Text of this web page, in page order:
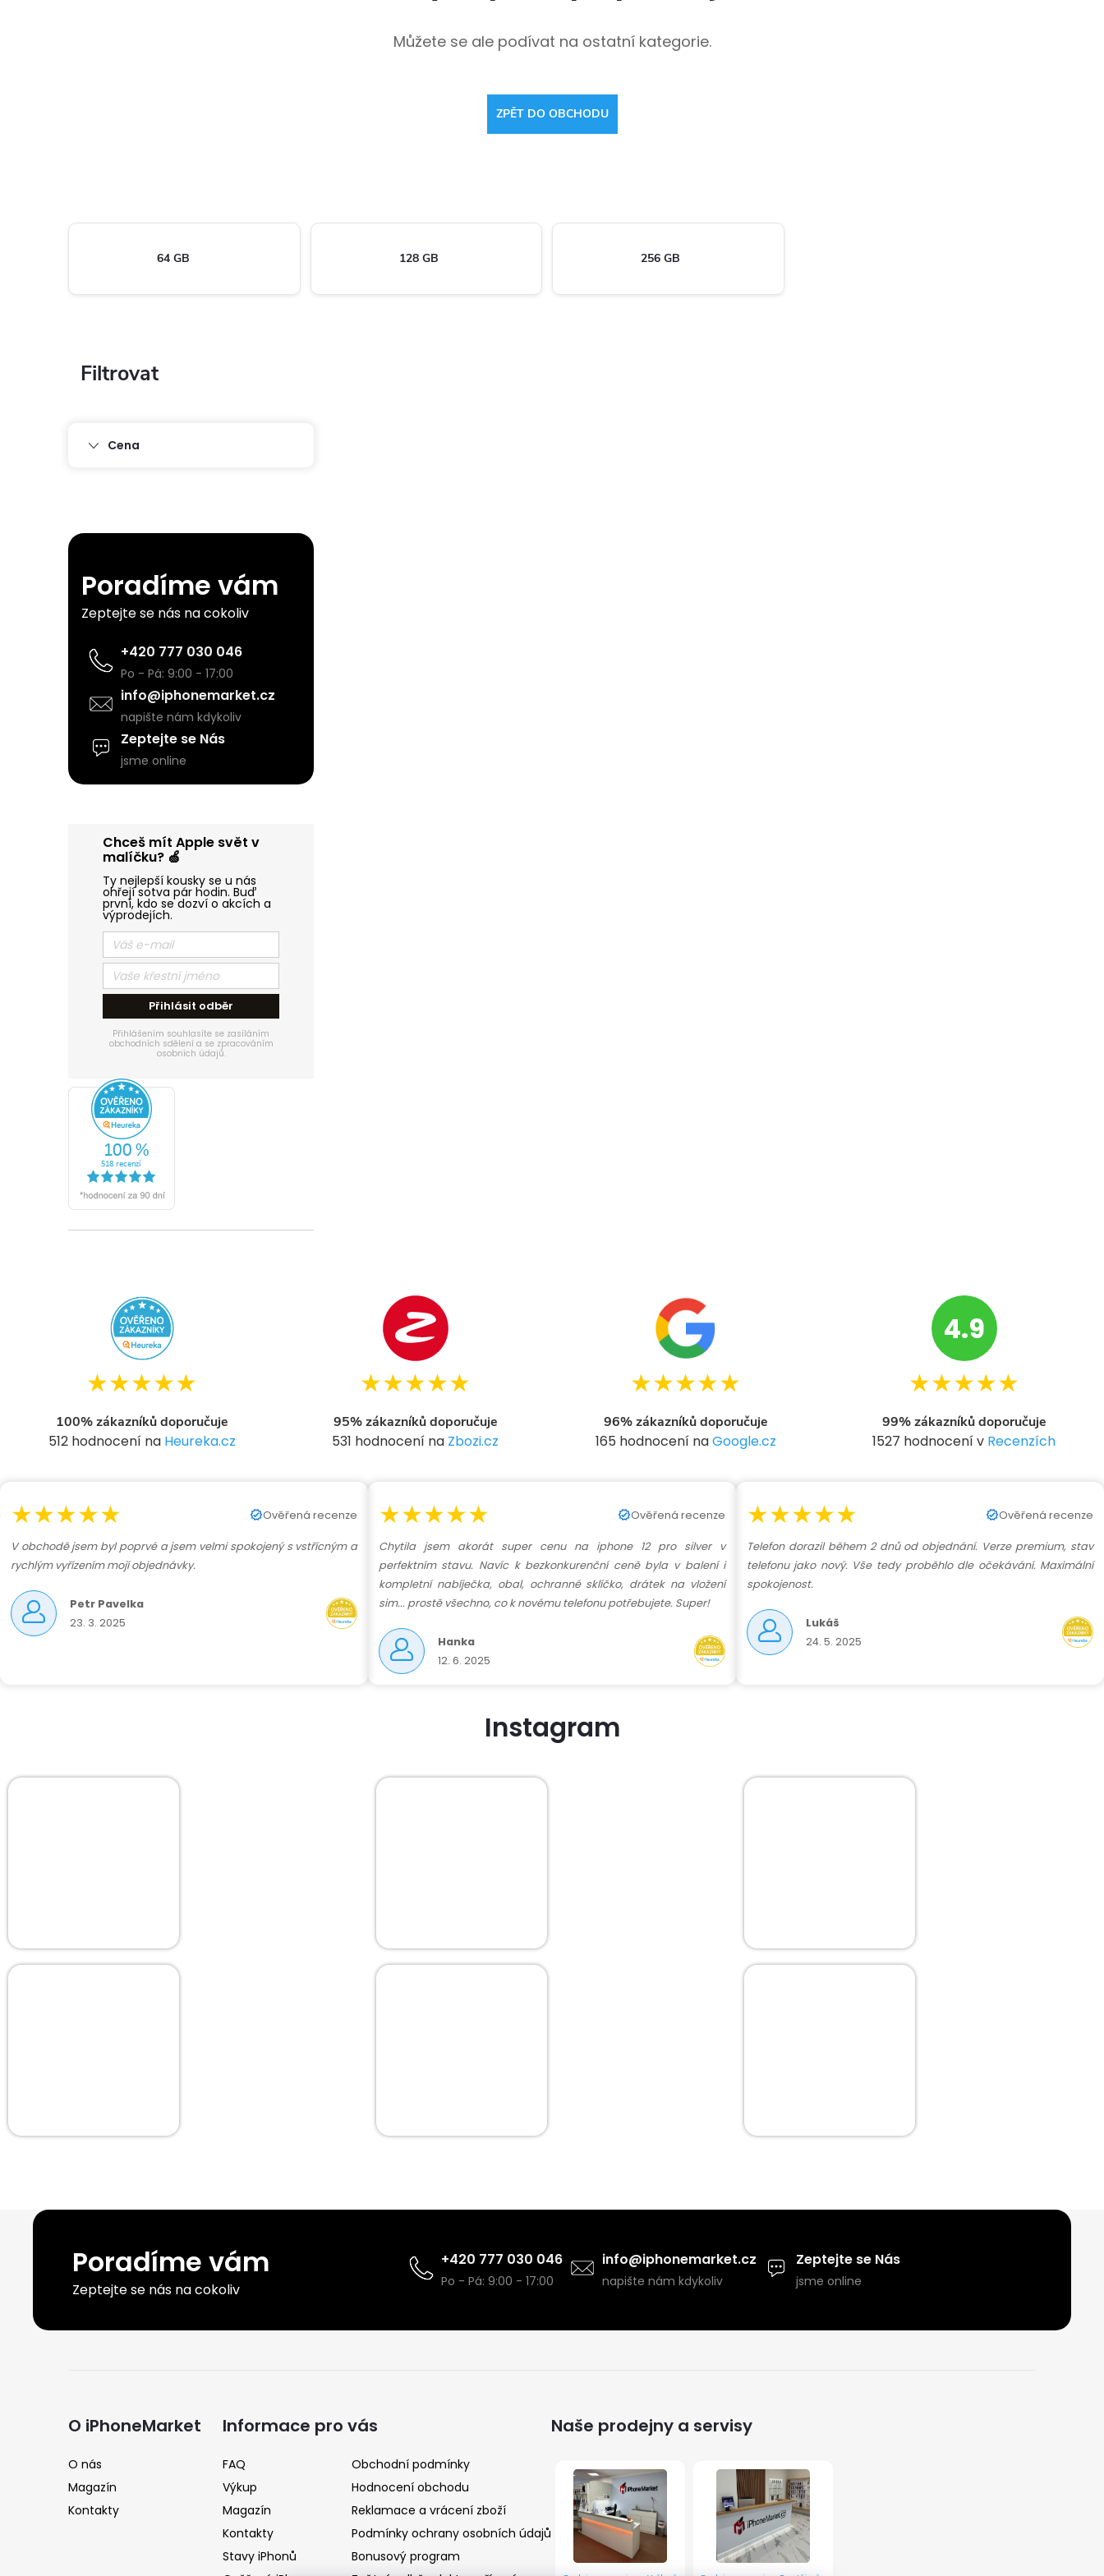
Můžete se ale podívat na ostatní kategorie.
ZPĚT DO OBCHODU
64 GB 128 GB 256 GB
P
r
a
n
a
Cena
Poradíme vám
Zeptejte se nás na cokoliv
+420 777 030 046
Po - Pá: 9:00 - 17:00
info@iphonemarket.cz
napište nám kdykoliv
Zeptejte se Nás
jsme online
Chceš mít Apple svět v
malíčku? 🍏
Ty nejlepší kousky se u nás
ohřejí sotva pár hodin. Buď
první, kdo se dozví o akcích a
výprodejích.
Přihlásit odběr
Přihlášením souhlasíte se zasíláním
obchodních sdělení a se zpracováním
osobních údajů.
★★★★★
100% zákazníků doporučuje
512 hodnocení na Heureka.cz
★★★★★
95% zákazníků doporučuje
531 hodnocení na Zbozi.cz
★★★★★
96% zákazníků doporučuje
165 hodnocení naGoogle.cz
4.9
★★★★★
99% zákazníků doporučuje
1527 hodnocení v Recenzích
★★★★★ Ověřená recenze
V obchodě jsem byl poprvé a jsem velmi spokojený s vstřícným a
rychlým vyřízením mojí objednávky.
Petr Pavelka
23. 3. 2025
★★★★★ Ověřená recenze
Chytila jsem akorát super cenu na iphone 12 pro silver v
perfektním stavu. Navíc k bezkonkurenční ceně byla v balení i
kompletní nabíječka, obal, ochranné sklíčko, drátek na vložení
sim... prostě všechno, co k novému telefonu potřebujete. Super!
Hanka
12. 6. 2025
★★★★★ Ověřená recenze
Telefon dorazil během 2 dnů od objednání. Verze premium, stav
telefonu jako nový. Vše tedy proběhlo dle očekávání. Maximální
spokojenost.
Lukáš
24. 5. 2025
Instagram
Poradíme vám
Zeptejte se nás na cokoliv
+420 777 030 046
Po - Pá: 9:00 - 17:00
info@iphonemarket.cz
napište nám kdykoliv
Zeptejte se Nás
jsme online
O iPhoneMarket
O nás
Magazín
Kontakty
Informace pro vás
FAQ
Výkup
Magazín
Kontakty
Stavy iPhonů
Obchodní podmínky
Hodnocení obchodu
Reklamace a vrácení zboží
Podmínky ochrany osobních údajů
Bonusový program
Naše prodejny a servisy